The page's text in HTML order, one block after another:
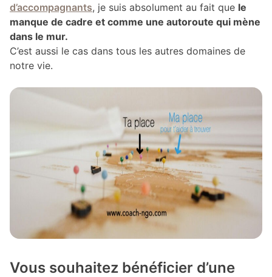
d’accompagnants, je suis absolument au fait que le
manque de cadre et comme une autoroute qui mène
dans le mur.
C’est aussi le cas dans tous les autres domaines de
notre vie.
Vous souhaitez bénéficier d’une